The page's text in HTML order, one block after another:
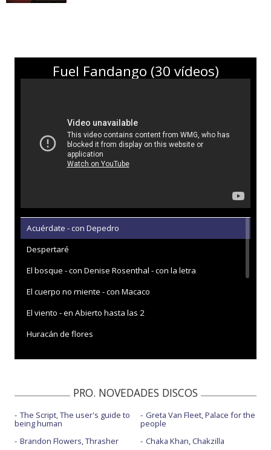
Fuel Fandango (30 vídeos)
Acuérdate - con Depedro
Despertaré
El bosque - con Denise Rosenthal - con la letra
El cuerpo no miente - con Macaco
El viento - en Abierto hasta las 2
Huracán de flores
La primavera - con la letra
La primavera - en Abierto hasta las 2
La primavera - Spotify buzz
PRO. NOVEDADES DISCOS
The Script, The user's guide to
being human
Brandon Flowers, Thrasher
Greta Van Fleet, Palace for the
people
Chaka Khan, Chakzilla